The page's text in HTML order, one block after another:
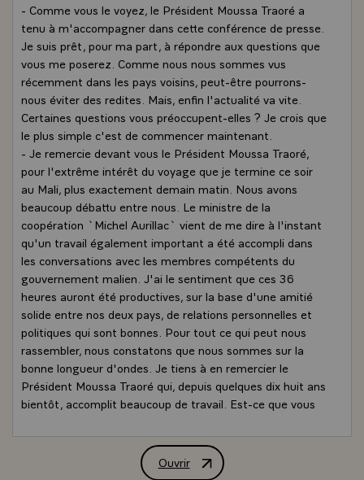
- Comme vous le voyez, le Président Moussa Traoré a
tenu à m'accompagner dans cette conférence de presse.
Je suis prêt, pour ma part, à répondre aux questions que
vous me poserez. Comme nous nous sommes vus
récemment dans les pays voisins, peut-être pourrons-
nous éviter des redites. Mais, enfin l'actualité va vite.
Certaines questions vous préoccupent-elles ? Je crois que
le plus simple c'est de commencer maintenant.
- Je remercie devant vous le Président Moussa Traoré,
pour l'extrême intérêt du voyage que je termine ce soir
au Mali, plus exactement demain matin. Nous avons
beaucoup débattu entre nous. Le ministre de la
coopération `Michel Aurillac` vient de me dire à l'instant
qu'un travail également important a été accompli dans
les conversations avec les membres compétents du
gouvernement malien. J'ai le sentiment que ces 36
heures auront été productives, sur la base d'une amitié
solide entre nos deux pays, de relations personnelles et
politiques qui sont bonnes. Pour tout ce qui peut nous
rassembler, nous constatons que nous sommes sur la
bonne longueur d'ondes. Je tiens à en remercier le
Président Moussa Traoré qui, depuis quelques dix huit ans
bientôt, accomplit beaucoup de travail. Est-ce que vous
ou sur quelques autres ? A vous de le dire. Qui demande
la parole ? Est-ce que vous souhaitez dire quelque chose,
Ouvrir
Conférence de presse de M.